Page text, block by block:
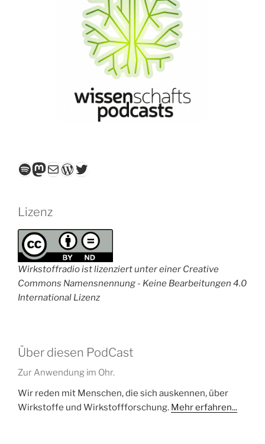
Spotify
Mastodon
E-MailWordPress
Twitter
Lizenz
Wirkstoffradio ist lizenziert unter einer Creative
Commons Namensnennung - Keine Bearbeitungen 4.0
International Lizenz
Über diesen PodCast
Zur Anwendung im Ohr.
Wir reden mit Menschen, die sich auskennen, über
Wirkstoffe und Wirkstoffforschung. Mehr erfahren...